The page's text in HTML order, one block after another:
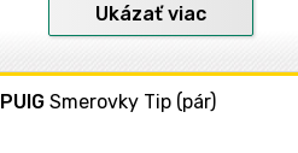
Ukázať viac
PUIGSmerovky Tip (pár)